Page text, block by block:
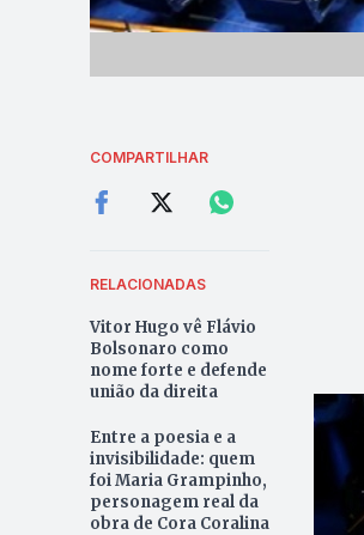
COMPARTILHAR
RELACIONADAS
Vitor Hugo vê Flávio
Bolsonaro como
nome forte e defende
união da direita
Entre a poesia e a
invisibilidade: quem
foi Maria Grampinho,
personagem real da
obra de Cora Coralina